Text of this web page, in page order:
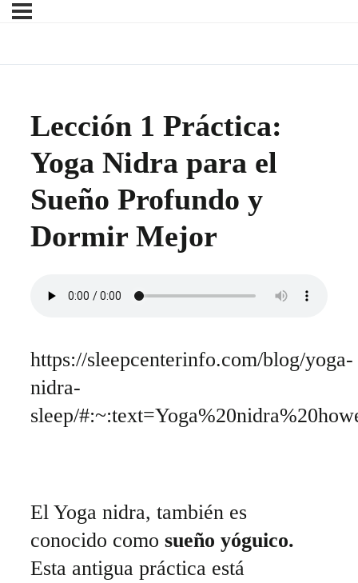
Lección 1 Práctica:
Yoga Nidra para el
Sueño Profundo y
Dormir Mejor
https://sleepcenterinfo.com/blog/yoga-
nidra-
sleep/
El Yoga nidra, también es
conocido como sueño yóguico.
Esta antigua práctica está